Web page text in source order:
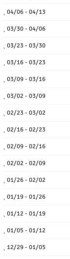
04/06 - 04/13
03/30 - 04/06
03/23 - 03/30
03/16 - 03/23
03/09 - 03/16
03/02 - 03/09
02/23 - 03/02
02/16 - 02/23
02/09 - 02/16
02/02 - 02/09
01/26 - 02/02
01/19 - 01/26
01/12 - 01/19
01/05 - 01/12
12/29 - 01/05